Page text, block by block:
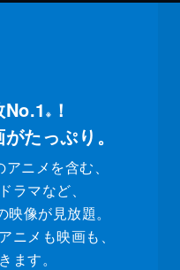
※
！
たっぷり。
ニメを含む、
ラマなど、
像が見放題。
ニメも映画も、
ます。